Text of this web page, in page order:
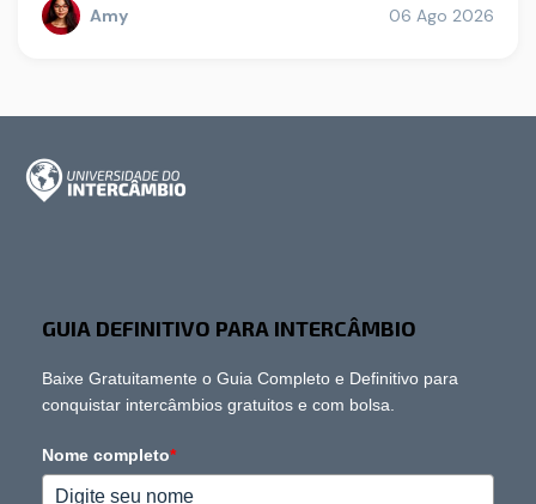
Amy 06 Ago 2026
GUIA DEFINITIVO PARA INTERCÂMBIO
Baixe Gratuitamente o Guia Completo e Definitivo para
conquistar intercâmbios gratuitos e com bolsa.
Nome completo*